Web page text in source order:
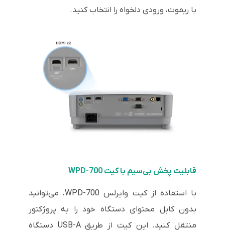
با ریموت، ورودی دلخواه را انتخاب کنید.
قابلیت پخش بی‌سیم با کیت WPD-700
با استفاده از کیت وایرلس WPD-700، می‌توانید
بدون کابل محتوای دستگاه خود را به پروژکتور
منتقل کنید. این کیت از طریق USB-A دستگاه